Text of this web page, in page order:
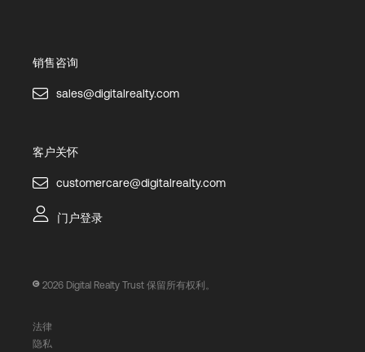
销售咨询
sales@digitalrealty.com
客户关怀
customercare@digitalrealty.com
门户登录
2026 Digital Realty Trust 保留所有权利。
法律
隐私